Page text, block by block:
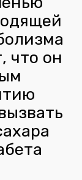
что он